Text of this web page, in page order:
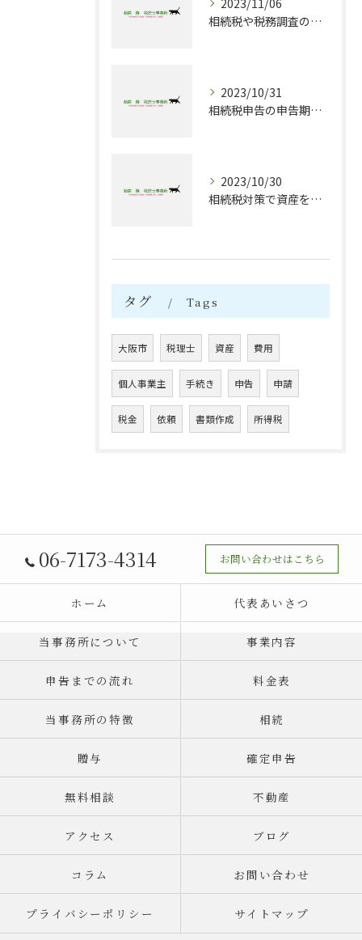
2023/11/06
相続税や税務調査のサポート業務について
2023/10/31
相続税申告の申告期限は？
2023/10/30
相続税対策で資産を守る！贈与税に関する賢い選択
タグ Tags
大阪市 税理士 資産 費用
個人事業主 手続き 申告 申請
税金 依頼 書類作成 所得税
06-7173-4314 お問い合わせはこちら
ホーム 代表あいさつ
当事務所について 事業内容
申告までの流れ 料金表
当事務所の特徴 相続
贈与 確定申告
無料相談 不動産
アクセス ブログ
コラム お問い合わせ
プライバシーポリシー サイトマップ